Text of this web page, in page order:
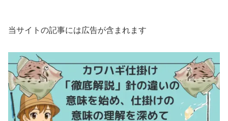
当サイトの記事には広告が含まれます